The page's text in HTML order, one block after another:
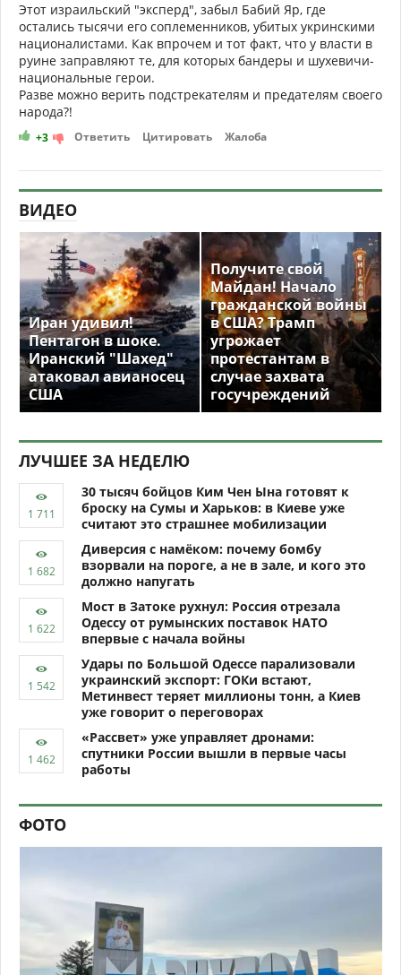
Этот израильский "эксперд", забыл Бабий Яр, где
остались тысячи его соплеменников, убитых укринскими
националистами. Как впрочем и тот факт, что у власти в
руине заправляют те, для которых бандеры и шухевичи-
национальные герои.
Разве можно верить подстрекателям и предателям своего
народа?!
+3 Ответить Цитировать Жалоба
ВИДЕО
Иран удивил!
Пентагон в шоке.
Иранский "Шахед"
атаковал авианосец
США
Получите свой
Майдан! Начало
гражданской войны
в США? Трамп
угрожает
протестантам в
случае захвата
госучреждений
ЛУЧШЕЕ ЗА НЕДЕЛЮ
30 тысяч бойцов Ким Чен Ына готовят к
броску на Сумы и Харьков: в Киеве уже
считают это страшнее мобилизации
Диверсия с намёком: почему бомбу
взорвали на пороге, а не в зале, и кого это
должно напугать
Мост в Затоке рухнул: Россия отрезала
Одессу от румынских поставок НАТО
впервые с начала войны
Удары по Большой Одессе парализовали
украинский экспорт: ГОКи встают,
Метинвест теряет миллионы тонн, а Киев
уже говорит о переговорах
«Рассвет» уже управляет дронами:
спутники России вышли в первые часы
работы
ФОТО